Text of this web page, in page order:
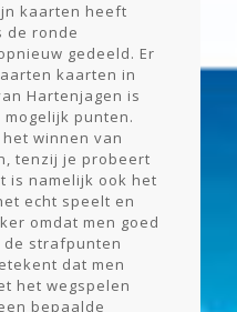
kaarten heeft
de ronde
gedeeld. Er
kaarten in
Hartenjagen is
punten.
winnen van
tenzij je probeert
is namelijk ook het
echt speelt en
omdat men goed
strafpunten
dat men
het wegspelen
bepaalde